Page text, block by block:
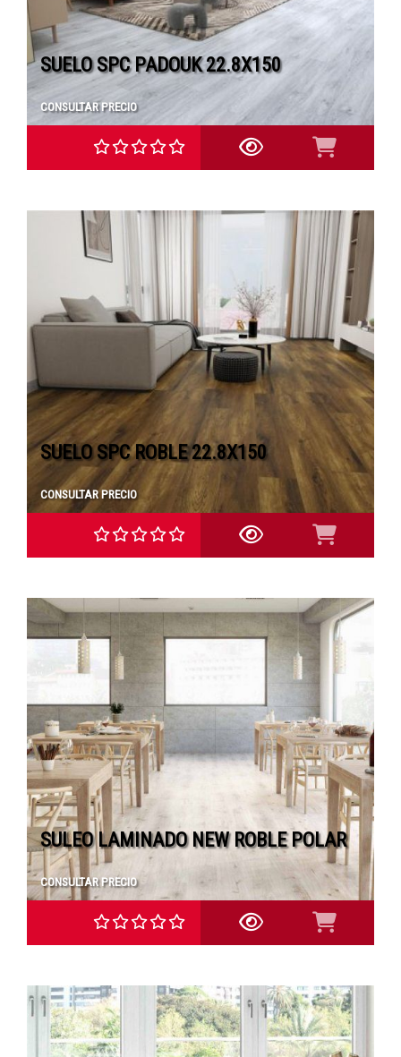
SUELO SPC PADOUK 22.8X150
CONSULTAR PRECIO
SUELO SPC ROBLE 22.8X150
CONSULTAR PRECIO
SULEO LAMINADO NEW ROBLE POLAR
CONSULTAR PRECIO